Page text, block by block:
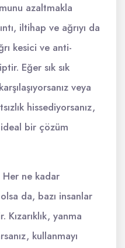
azaltmakla
iltihap ve ağrıyı da
kesici ve anti-
Eğer sık sık
veya
hissediyorsanız,
bir çözüm
Her ne kadar
da, bazı insanlar
yanma
kullanmayı